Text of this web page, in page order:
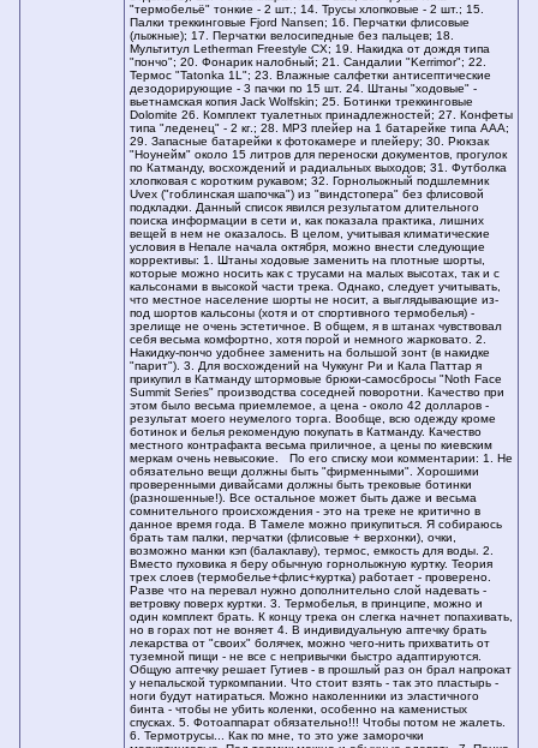
"термобельё" тонкие - 2 шт.; 14. Трусы хлопковые - 2 шт.; 15.
Палки треккинговые Fjord Nansen; 16. Перчатки флисовые
(лыжные); 17. Перчатки велосипедные без пальцев; 18.
Мультитул Letherman Freestyle CX; 19. Накидка от дождя типа
"пончо"; 20. Фонарик налобный; 21. Сандалии "Kerrimor"; 22.
Термос "Tatonka 1L"; 23. Влажные салфетки антисептические
дезодорирующие - 3 пачки по 15 шт. 24. Штаны "ходовые" -
вьетнамская копия Jack Wolfskin; 25. Ботинки треккинговые
Dolomite 26. Комплект туалетных принадлежностей; 27. Конфеты
типа "леденец" - 2 кг.; 28. МР3 плейер на 1 батарейке типа ААА;
29. Запасные батарейки к фотокамере и плейеру; 30. Рюкзак
"Ноунейм" около 15 литров для переноски документов, прогулок
по Катманду, восхождений и радиальных выходов; 31. Футболка
хлопковая с коротким рукавом; 32. Горнолыжный подшлемник
Uvex ("гоблинская шапочка") из "виндстопера" без флисовой
подкладки. Данный список явился результатом длительного
поиска информации в сети и, как показала практика, лишних
вещей в нем не оказалось. В целом, учитывая климатические
условия в Непале начала октября, можно внести следующие
коррективы: 1. Штаны ходовые заменить на плотные шорты,
которые можно носить как с трусами на малых высотах, так и с
кальсонами в высокой части трека. Однако, следует учитывать,
что местное население шорты не носит, а выглядывающие из-
под шортов кальсоны (хотя и от спортивного термобелья) -
зрелище не очень эстетичное. В общем, я в штанах чувствовал
себя весьма комфортно, хотя порой и немного жарковато. 2.
Накидку-пончо удобнее заменить на большой зонт (в накидке
"парит"). 3. Для восхождений на Чуккунг Ри и Кала Паттар я
прикупил в Катманду штормовые брюки-самосбросы "Noth Face
Summit Series" производства соседней поворотни. Качество при
этом было весьма приемлемое, а цена - около 42 долларов -
результат моего неумелого торга. Вообще, всю одежду кроме
ботинок и белья рекомендую покупать в Катманду. Качество
местного контрафакта весьма приличное, а цены по киевским
меркам очень невысокие. По его списку мои комментарии: 1. Не
обязательно вещи должны быть "фирменными". Хорошими
проверенными дивайсами должны быть трековые ботинки
(разношенные!). Все остальное может быть даже и весьма
сомнительного происхождения - это на треке не критично в
данное время года. В Тамеле можно прикупиться. Я собираюсь
брать там палки, перчатки (флисовые + верхонки), очки,
возможно манки кэп (балаклаву), термос, емкость для воды. 2.
Вместо пуховика я беру обычную горнолыжную куртку. Теория
трех слоев (термобелье+флис+куртка) работает - проверено.
Разве что на перевал нужно дополнительно слой надевать -
ветровку поверх куртки. 3. Термобелья, в принципе, можно и
один комплект брать. К концу трека он слегка начнет попахивать,
но в горах пот не воняет 4. В индивидуальную аптечку брать
лекарства от "своих" болячек, можно чего-нить прихватить от
туземной пищи - не все с непривычки быстро адаптируются.
Общую аптечку решает Гутиев - в прошлый раз он брал напрокат
у непальской туркомпании. Что стоит взять - так это пластырь -
ноги будут натираться. Можно наколенники из эластичного
бинта - чтобы не убить коленки, особенно на каменистых
спусках. 5. Фотоаппарат обязательно!!! Чтобы потом не жалеть.
6. Термотрусы... Как по мне, то это уже заморочки